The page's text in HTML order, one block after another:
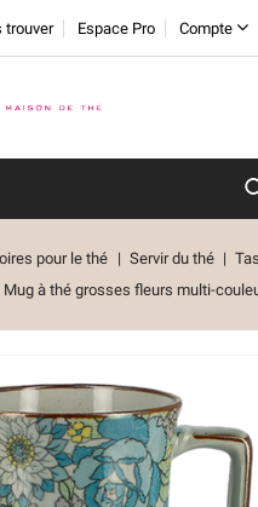
trouver Espace Pro Compte
pour le thé Servir du thé
Mug à thé grosses fleurs multi-